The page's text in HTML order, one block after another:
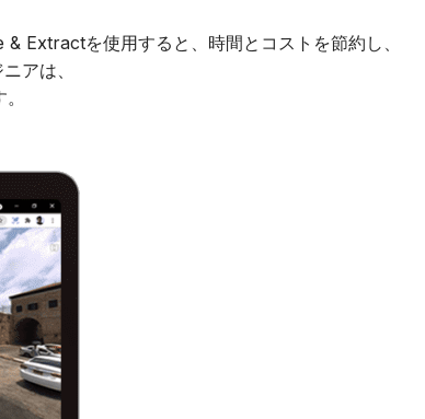
Extractを使用すると、時間とコストを節約し、
アは、